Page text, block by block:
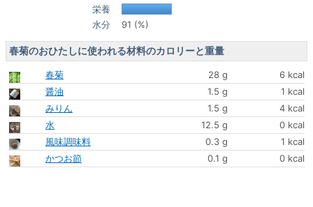
栄養
水分
91 (%)
春菊のおひたしに使われる材料のカロリーと重量
春菊 28 g
6 kcal
醤油
1.5 g
1 kcal
みりん
1.5 g
4 kcal
水
12.5 g
0 kcal
風味調味料
0.3 g
1 kcal
かつお節
0.1 g 0 kcal